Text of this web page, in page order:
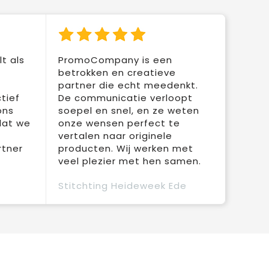
als
we
PromoCompany is een
betrokken en creatieve
partner die echt meedenkt.
De communicatie verloopt
soepel en snel, en ze weten
onze wensen perfect te
vertalen naar originele
producten. Wij werken met
veel plezier met hen samen.
Stitchting Heideweek Ede